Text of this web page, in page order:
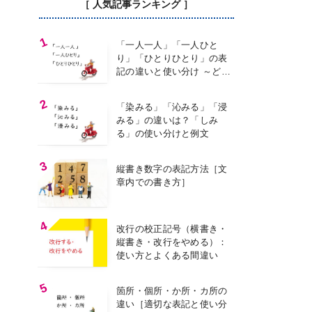
［ 人気記事ランキング ］
「一人一人」「一人ひと
り」「ひとりひとり」の表
記の違いと使い分け ～どの
「染みる」「沁みる」「浸
みる」の違いは？「しみ
る」の使い分けと例文
縦書き数字の表記方法［文
章内での書き方］
改行の校正記号（横書き・
縦書き・改行をやめる）：
使い方とよくある間違い
箇所・個所・か所・カ所の
違い［適切な表記と使い分